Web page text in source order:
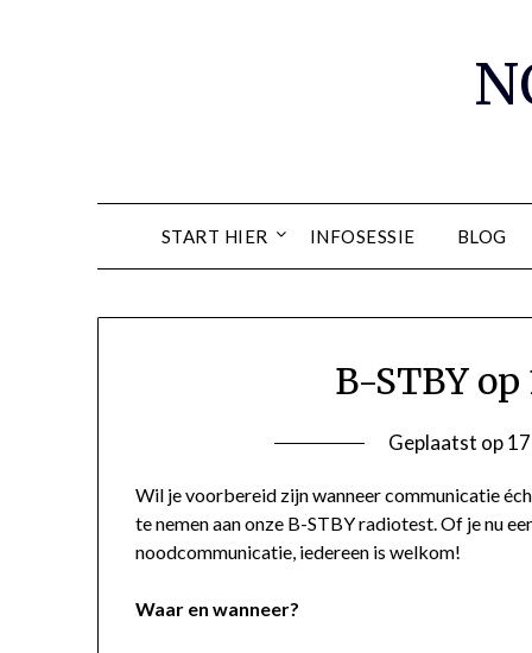
START HIER INFOSESSIE BLOG
B-STBY
Geplaatst op
Wil je voorbereid zijn wanneer communicatie
te nemen aan onze B-STBY radiotest. Of je nu
noodcommunicatie, iedereen is welkom!
Waar en wanneer?